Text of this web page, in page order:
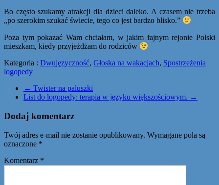
Bo często szukamy atrakcji dla dzieci daleko. A czasem nie trzeba
„po szerokim szukać świecie, tego co jest bardzo blisko.”
Poza tym pokazać Wam chciałam, w jakim fajnym rejonie Polski
mieszkam, kiedy przyjeżdżam do rodziców
Kategoria : Dwujęzyczność, Głoska na wakacjach, Spostrzeżenia
logopedy
← Twister na paluszki
List do logopedy: terapia w języku większościowym. →
Dodaj komentarz
Twój adres e-mail nie zostanie opublikowany. Wymagane pola są
oznaczone *
Komentarz *